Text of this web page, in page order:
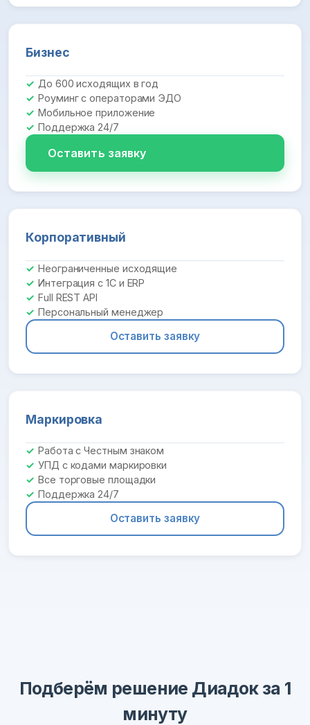
Бизнес
До 600 исходящих в год
Роуминг с операторами ЭДО
Мобильное приложение
Поддержка 24/7
Оставить заявку
Корпоративный
Неограниченные исходящие
Интеграция с 1С и ERP
Full REST API
Персональный менеджер
Оставить заявку
Маркировка
Работа с Честным знаком
УПД с кодами маркировки
Все торговые площадки
Поддержка 24/7
Оставить заявку
Подберём решение Диадок за 1
минуту